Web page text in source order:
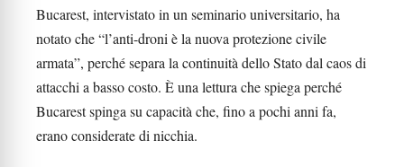
Bucarest, intervistato in un seminario universitario, ha
notato che “l’anti-droni è la nuova protezione civile
armata”, perché separa la continuità dello Stato dal caos di
attacchi a basso costo. È una lettura che spiega perché
Bucarest spinga su capacità che, fino a pochi anni fa,
erano considerate di nicchia.